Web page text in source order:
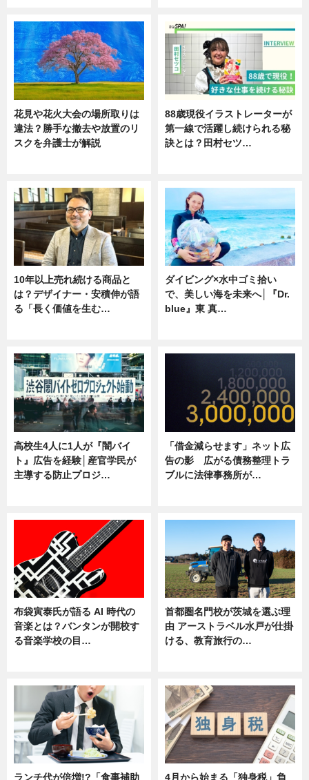
花見や花火大会の場所取りは
違法？勝手な撤去や放置のリ
スクを弁護士が解説
88歳現役イラストレーターが
第一線で活躍し続けられる秘
訣とは？田村セツ…
10年以上売れ続ける商品と
は？デザイナー・安積伸が語
る「長く価値を生む…
ダイビング×水中ゴミ拾い
で、美しい海を未来へ│『Dr.
blue』東 真…
高校生4人に1人が『闇バイ
ト』広告を経験│産官学民が
主導する防止プロジ…
「借金減らせます」ネット広
告の影 広がる債務整理トラ
ブルに法律事務所が…
布袋寅泰氏が語る AI 時代の
音楽とは？バンタンが開校す
る音楽学校の目…
首都圏名門校が茨城を選ぶ理
由 アーストラベル水戸が仕掛
ける、教育旅行の…
ランチ代が倍増!?「食事補助
4月から始まる「独身税」負